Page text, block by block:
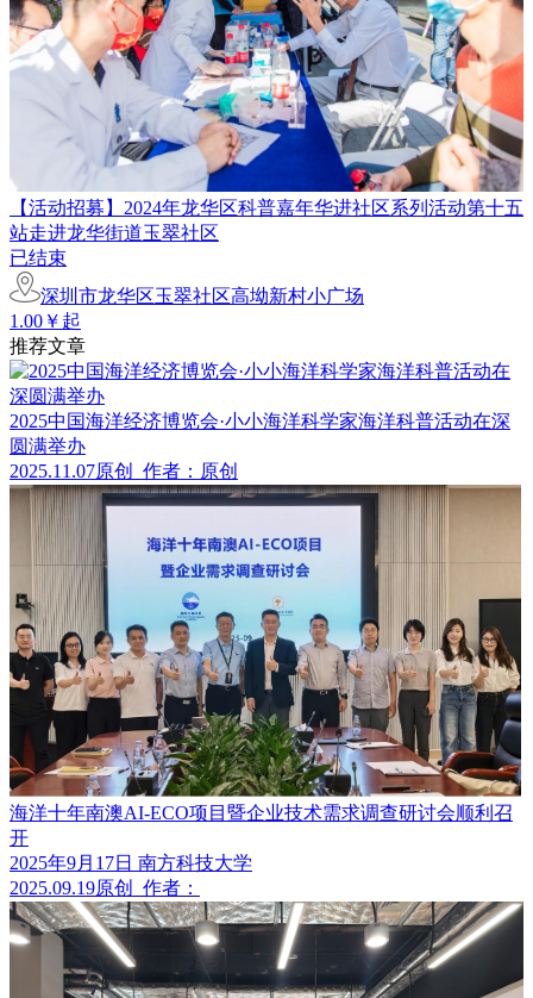
【活动招募】2024年龙华区科普嘉年华进社区系列活动第十五
站走进龙华街道玉翠社区
已结束
深圳市龙华区玉翠社区高坳新村小广场
1.00￥起
推荐文章
2025中国海洋经济博览会·小小海洋科学家海洋科普活动在深
圆满举办
2025.11.07原创 作者：原创
海洋十年南澳AI-ECO项目暨企业技术需求调查研讨会顺利召
开
2025年9月17日 南方科技大学
2025.09.19原创 作者：